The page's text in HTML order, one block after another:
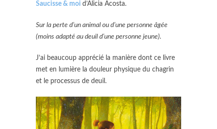
Saucisse & moi d’Alicia Acosta.
Sur la perte d’un animal ou d’une personne âgée
(moins adapté au deuil d’une personne jeune).
J’ai beaucoup apprécié la manière dont ce livre
met en lumière la douleur physique du chagrin
et le processus de deuil.